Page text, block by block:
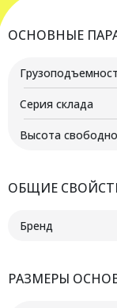
XCK2-
SS
ОСНОВНЫЕ
Серия склада
Высота
ОБЩИЕ
Бренд
РАЗМЕРЫ